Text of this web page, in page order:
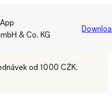
& Co. KG
od 1000 CZK.